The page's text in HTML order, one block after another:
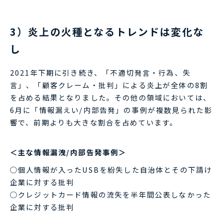
3）炎上の火種となるトレンドは変化な
し
2021年下期に引き続き、「不適切発言・行為、失
言」、「顧客クレーム・批判」による炎上が全体の8割
を占める結果となりました。その他の領域においては、
6月に「情報漏えい/内部告発」の事例が複数見られた影
響で、前期よりも大きな割合を占めています。
＜主な情報漏洩/内部告発事例＞
○個人情報が入ったUSBを紛失した自治体とその下請け
企業に対する批判
○クレジットカード情報の流失を半年間公表しなかった
企業に対する批判